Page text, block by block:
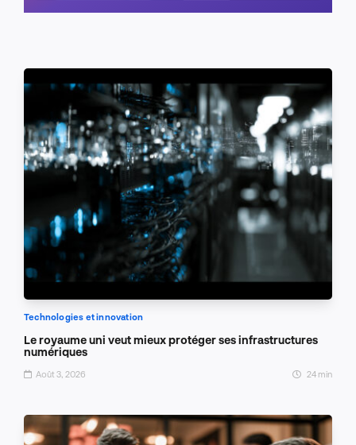
Planifier un appel
Technologies et innovation
Le royaume uni veut mieux protéger ses infrastructures
numériques
Août 3, 2026 24 min